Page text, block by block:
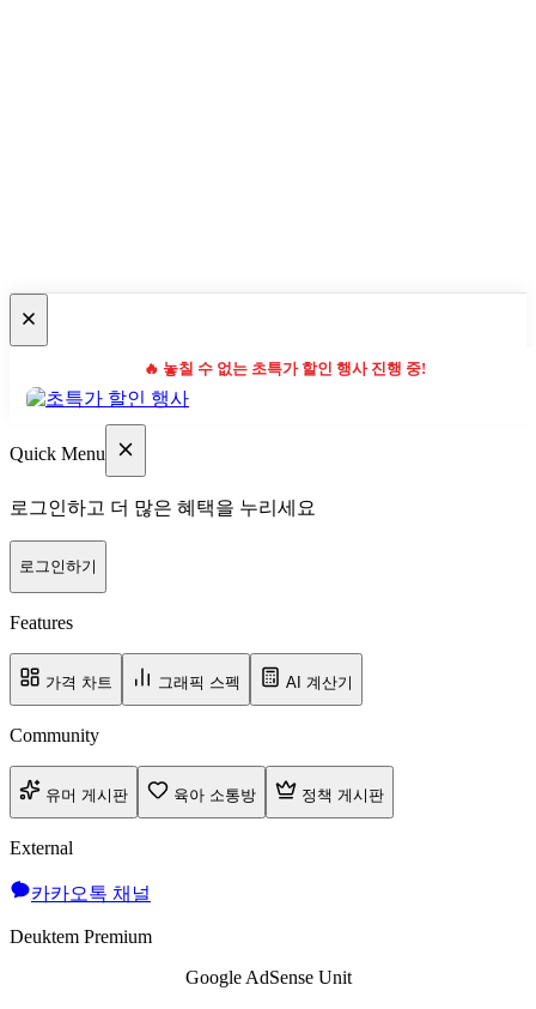
🔥 놓칠 수 없는 초특가 할인 행사 진행 중!
Quick Menu
로그인하고 더 많은 혜택을 누리세요
로그인하기
Features
가격 차트 그래픽 스펙 AI 계산기
Community
유머 게시판 육아 소통방 정책 게시판
External
카카오톡 채널
Deuktem Premium
Google AdSense Unit